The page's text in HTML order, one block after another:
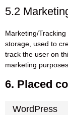
5.2
Marketing/
storage, used to
track the user on
marketing purposes.
6. Placed
WordPress